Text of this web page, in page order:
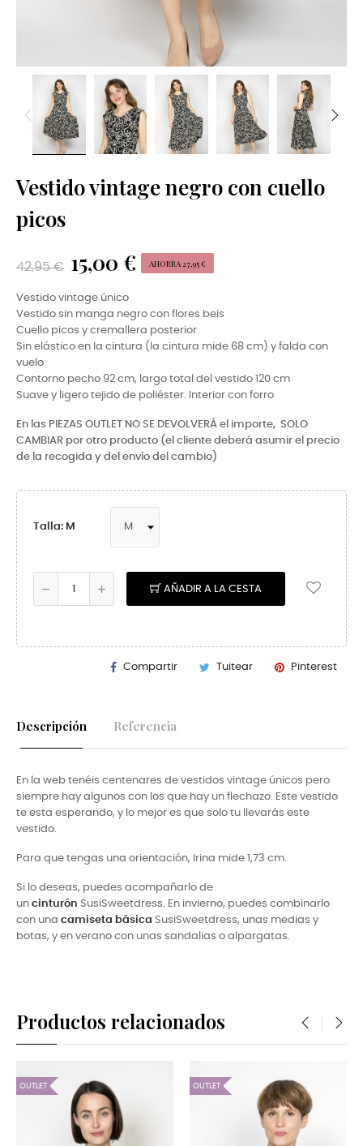
Vestido vintage negro con cuello
picos
42,95 € 15,00 € AHORRA 27,95 €
Vestido vintage único
Vestido sin manga negro con flores beis
Cuello picos y cremallera posterior
Sin elástico en la cintura (la cintura mide 68 cm) y falda con
vuelo
Contorno pecho 92 cm, largo total del vestido 120 cm
Suave y ligero tejido de poliéster. Interior con forro
En las PIEZAS OUTLET NO SE DEVOLVERÁ el importe, SOLO
CAMBIAR por otro producto (el cliente deberá asumir el precio
de la recogida y del envío del cambio)
Talla: M
AÑADIR A LA CESTA
Compartir Tuitear Pinterest
Descripción Referencia
En la web tenéis centenares de vestidos vintage únicos pero
siempre hay algunos con los que hay un flechazo. Este vestido
te esta esperando, y lo mejor es que solo tu llevarás este
vestido.
Para que tengas una orientación, Irina mide 1,73 cm.
Si lo deseas, puedes acompañarlo de
un cinturón SusiSweetdress. En invierno, puedes combinarlo
con una camiseta básica SusiSweetdress, unas medias y
botas, y en verano con unas sandalias o alpargatas.
Productos relacionados